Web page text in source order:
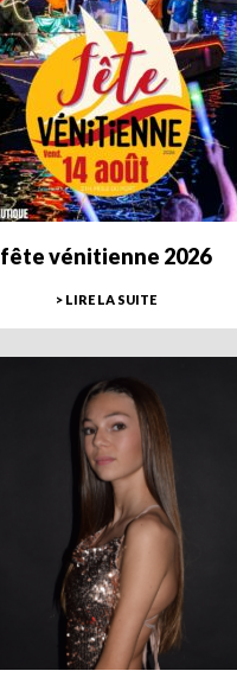
fête vénitienne 2026
> LIRE LA SUITE